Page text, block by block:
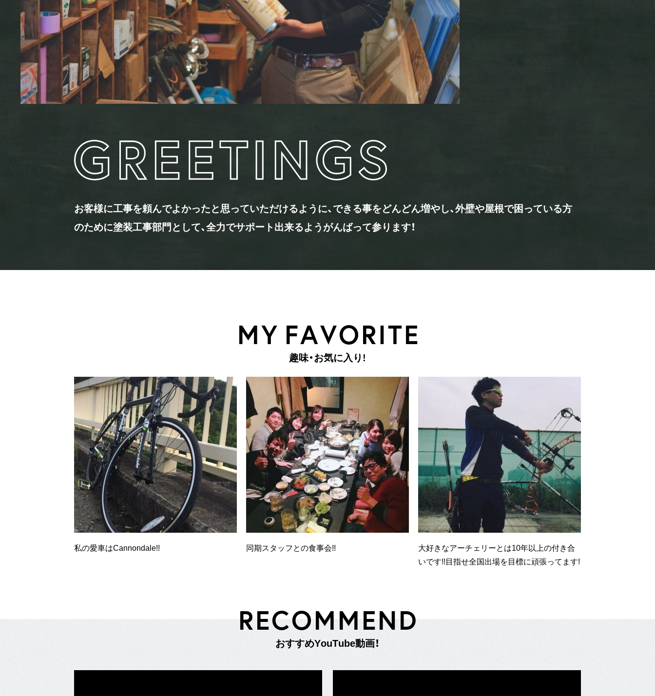
お客様に工事を頼んでよかったと思っていただけるように、できる事をどんどん増やし、外壁や屋根で困っている方
のために塗装工事部門として、全力でサポート出来るようがんばって参ります！
MY FAVORITE
趣味・お気に入り!
私の愛車はCannondale!! 同期スタッフとの食事会!!
大好きなアーチェリーとは10年以上の付き合
いです!!目指せ全国出場を目標に頑張ってます!
RECOMMEND
おすすめYouTube動画！